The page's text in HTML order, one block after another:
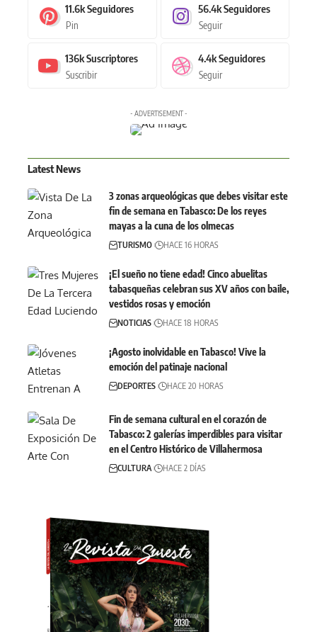
11.6kSeguidores
Pin
56.4kSeguidores
Seguir
136kSuscriptores
Suscribir
4.4kSeguidores
Seguir
- ADVERTISEMENT -
Latest News
3 zonas arqueológicas que debes visitar este
fin de semana en Tabasco: De los reyes
mayas a la cuna de los olmecas
TURISMO HACE 16 HORAS
¡El sueño no tiene edad! Cinco abuelitas
tabasqueñas celebran sus XV años con baile,
vestidos rosas y emoción
NOTICIAS HACE 18 HORAS
¡Agosto inolvidable en Tabasco! Vive la
emoción del patinaje nacional
DEPORTES HACE 20 HORAS
Fin de semana cultural en el corazón de
Tabasco: 2 galerías imperdibles para visitar
en el Centro Histórico de Villahermosa
CULTURA HACE 2 DÍAS